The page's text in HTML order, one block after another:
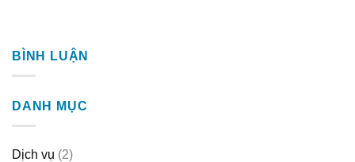
BÌNH LUẬN
DANH MỤC
Dịch vụ (2)